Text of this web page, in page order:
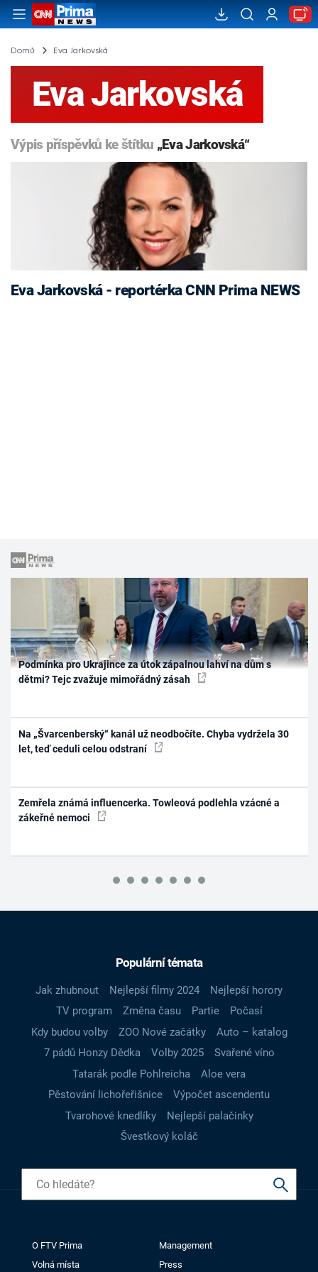
Domů Eva Jarkovská
Eva Jarkovská
Výpis příspěvků ke štítku „Eva Jarkovská“
Eva Jarkovská - reportérka CNN Prima NEWS
Podmínka pro Ukrajince za útok zápalnou lahví na dům s
dětmi? Tejc zvažuje mimořádný zásah
Na „Švarcenberský“ kanál už neodbočíte. Chyba vydržela 30
let, teď ceduli celou odstraní
Zemřela známá influencerka. Towleová podlehla vzácné a
zákeřné nemoci
Populární témata
Jak zhubnout Nejlepší filmy 2024
Nejlepší horory
TV program
Změna času Partie
Počasí
Kdy budou volby
ZOO Nové začátky
Auto – katalog
7 pádů Honzy Dědka
Volby 2025
Svařené víno
Tatarák podle Pohlreicha
Aloe vera
Pěstování lichořeřišnice
Výpočet ascendentu
Tvarohové knedlíky
Nejlepší palačinky
Švestkový koláč
O FTV Prima
Management
Volná místa
Press